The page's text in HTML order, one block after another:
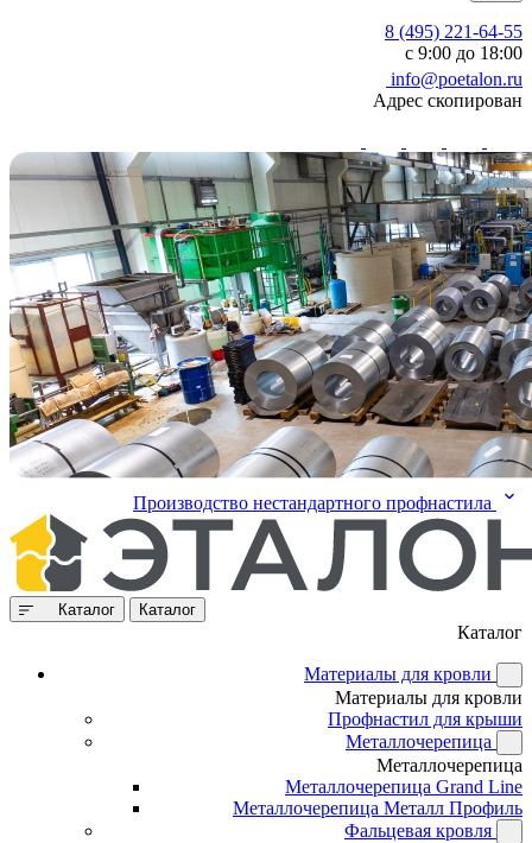
8 (495) 221-64-55
с 9:00 до 18:00
info@poetalon.ru
Адрес скопирован
Производство нестандартного профнастила
Каталог Каталог
Каталог
Материалы для кровли
Материалы для кровли
Профнастил для крыши
Металлочерепица
Металлочерепица
Металлочерепица Grand Line
Металлочерепица Металл Профиль
Фальцевая кровля